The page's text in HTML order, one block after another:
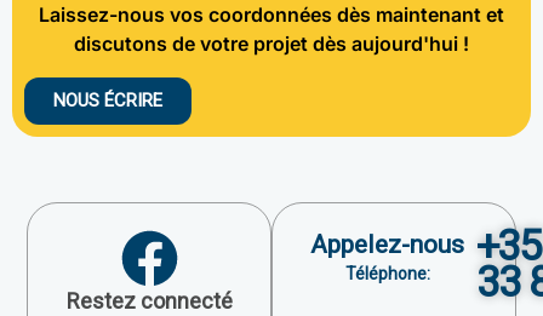
Laissez-nous vos coordonnées dès maintenant et
discutons de votre projet dès aujourd'hui !
NOUS ÉCRIRE
Restez connecté
Appelez-nous
Téléphone: 33